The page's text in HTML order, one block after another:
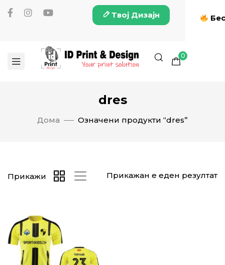
Твој Дизајн
0
dres
Дома Означени продукти “dres”
Прикажан е еден резултат
Прикажи